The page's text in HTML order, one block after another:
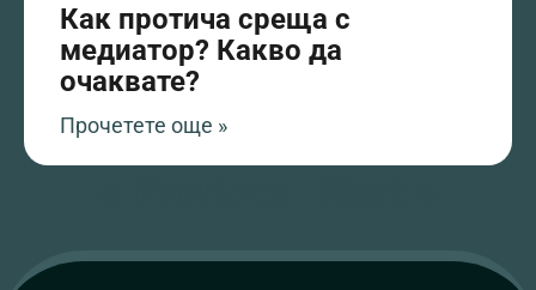
Как протича среща с
медиатор? Какво да
очаквате?
Прочетете още »